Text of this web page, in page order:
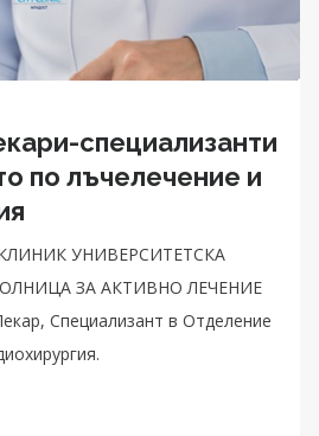
специализанти
по лъчелечение и
УНИВЕРСИТЕТСКА
ЗА АКТИВНО ЛЕЧЕНИЕ
Специализант в Отделение